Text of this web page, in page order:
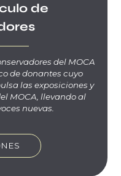
de
del MOCA
de donantes cuyo
las exposiciones y
MOCA, llevando al
nuevas.